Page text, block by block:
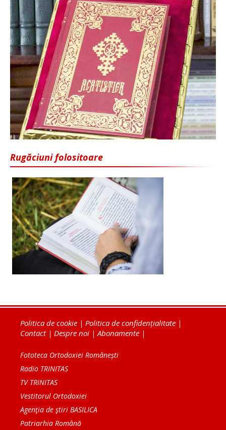
Rugăciuni folositoare
Politica de cookie | Politica de confidențialitate |
Contact| Despre noi | Abonamente |
Fototeca Ortodoxiei Românești
Radio TRINITAS
TV TRINITAS
Vestitorul Ortodoxiei
Agenţia de ştiri BASILICA
Patriarhia Română